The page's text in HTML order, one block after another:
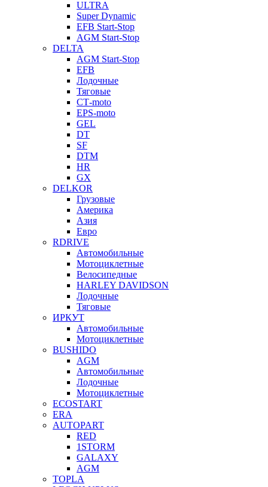
ULTRA
Super Dynamic
EFB Start-Stop
AGM Start-Stop
DELTA
AGM Start-Stop
EFB
Лодочные
Тяговые
СТ-moto
EPS-moto
GEL
DT
SF
DTM
HR
GX
DELKOR
Грузовые
Америка
Азия
Евро
RDRIVE
Автомобильные
Мотоциклетные
Велосипедные
HARLEY DAVIDSON
Лодочные
Тяговые
ИРКУТ
Автомобильные
Мотоциклетные
BUSHIDO
AGM
Автомобильные
Лодочные
Мотоциклетные
ECOSTART
ERA
AUTOPART
RED
1STORM
GALAXY
AGM
TOPLA